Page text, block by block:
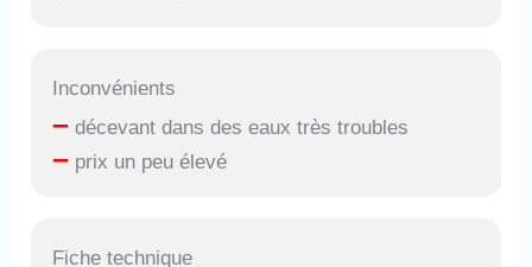
Inconvénients
– décevant dans des eaux très troubles
– prix un peu élevé
Fiche technique